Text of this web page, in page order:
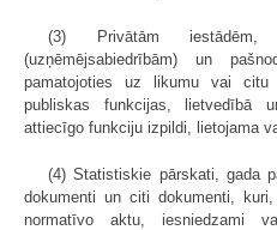
(3) Privātām iestādēm,
(uzņēmējsabiedrībām) un
pamatojoties uz likumu vai
publiskas funkcijas, lietvedībā
attiecīgo funkciju izpildi, lietojama
(4) Statistiskie pārskati, gada
dokumenti un citi dokumenti,
normatīvo aktu, iesniedzami